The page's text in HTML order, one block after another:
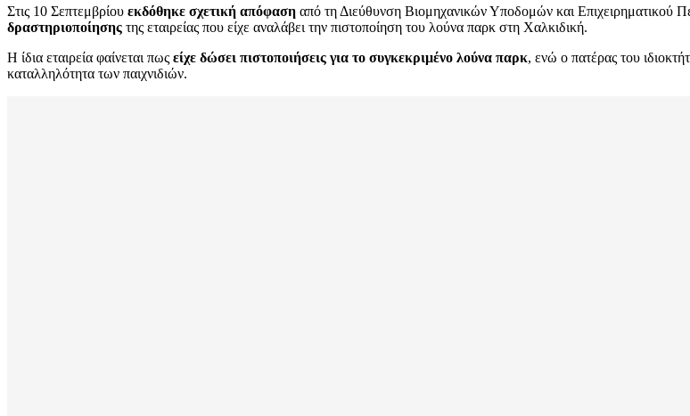
Στις 10 Σεπτεμβρίου εκδόθηκε σχετική απόφαση από τη Διεύθυνση Βιομηχανικών Υποδομών και Επιχειρηματικού
δραστηριοποίησης της εταιρείας που είχε αναλάβει την πιστοποίηση του λούνα παρκ στη Χαλκιδική.
Η ίδια εταιρεία φαίνεται πως είχε δώσει πιστοποιήσεις για το συγκεκριμένο λούνα παρκ, ενώ ο πατέρας του
καταλληλότητα των παιχνιδιών.